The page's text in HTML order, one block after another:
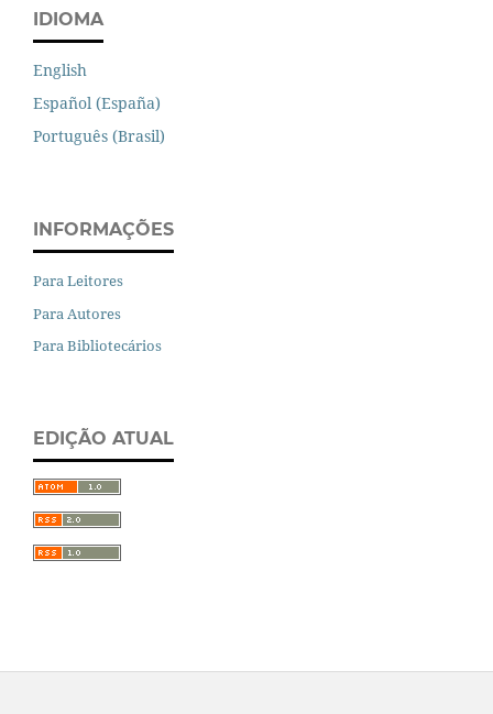
IDIOMA
English
Español (España)
Português (Brasil)
INFORMAÇÕES
Para Leitores
Para Autores
Para Bibliotecários
EDIÇÃO ATUAL